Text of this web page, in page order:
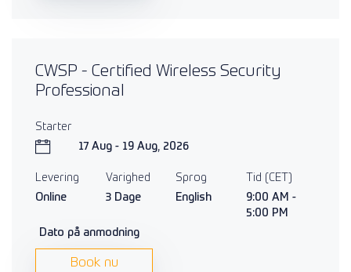
CWSP - Certified Wireless Security
Professional
Starter
17 Aug - 19 Aug, 2026
Levering
Online
Varighed
3 Dage
Sprog
English
Tid (CET)
9:00 AM -
5:00 PM
Dato på anmodning
Book nu